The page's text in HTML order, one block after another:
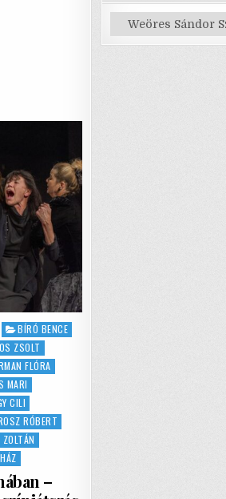
BÍRÓ BENCE
ZSOLT
FLÓRA
MARI
CILI
RÓBERT
–
Kategóriák